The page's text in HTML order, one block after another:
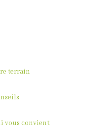
terrain
vous convient